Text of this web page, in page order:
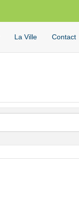
La Ville Contact